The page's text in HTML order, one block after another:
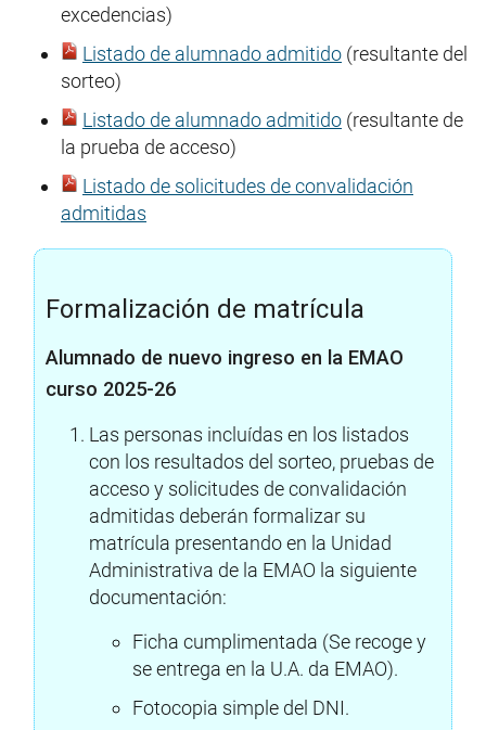
excedencias)
Listado de alumnado admitido (resultante del
sorteo)
Listado de alumnado admitido (resultante de
la prueba de acceso)
Listado de solicitudes de convalidación
admitidas
Formalización de matrícula
Alumnado de nuevo ingreso en la EMAO
curso 2025-26
Las personas incluídas en los listados
con los resultados del sorteo, pruebas de
acceso y solicitudes de convalidación
admitidas deberán formalizar su
matrícula presentando en la Unidad
Administrativa de la EMAO la siguiente
documentación:
Ficha cumplimentada (Se recoge y
se entrega en la U.A. da EMAO).
Fotocopia simple del DNI.